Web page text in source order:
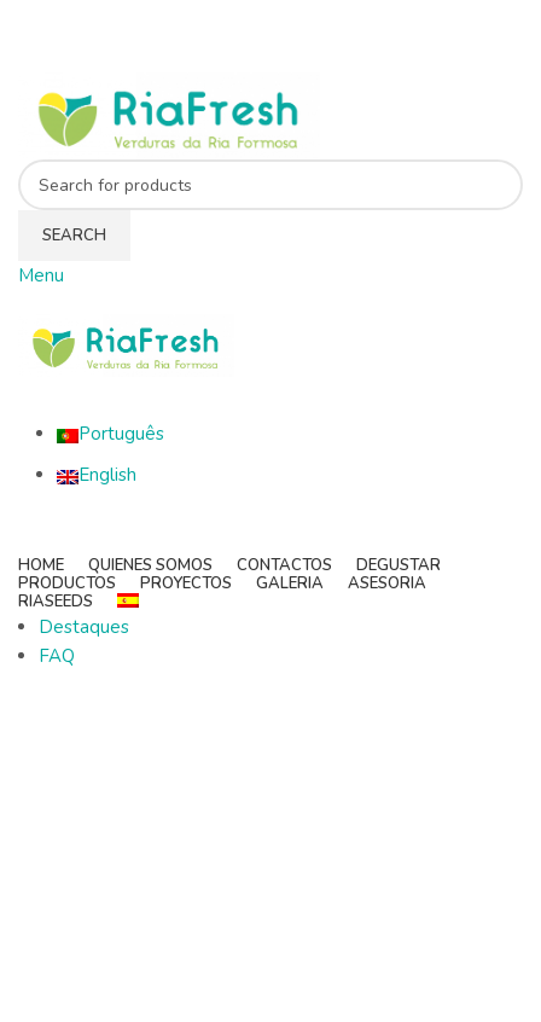
SEARCH
Menu
Português
English
HOME QUIENES SOMOS CONTACTOS
DEGUSTAR
PRODUCTOS
PROYECTOS GALERIA
ASESORIA
RIASEEDS
Destaques
FAQ